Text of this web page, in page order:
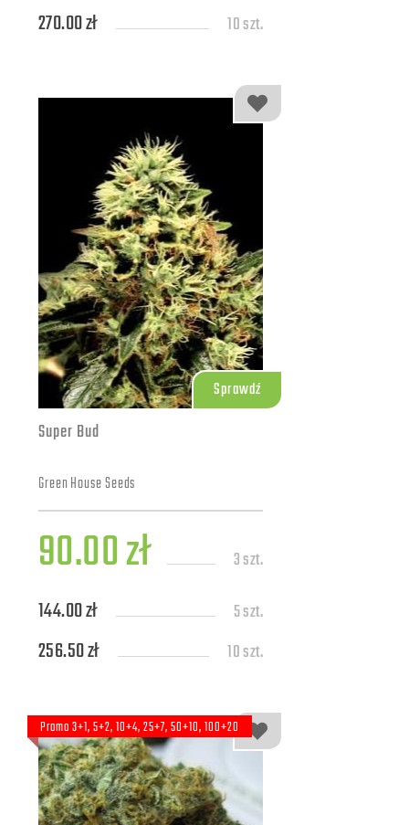
270.00 zł 10 szt.
Sprawdź
Super Bud
Green House Seeds
90.00 zł 3 szt.
144.00 zł 5 szt.
256.50 zł 10 szt.
Promo 3+1, 5+2, 10+4, 25+7, 50+10, 100+20